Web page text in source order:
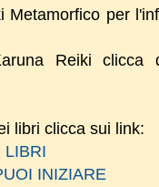
Metamorfico per
Reiki
libri clicca sui link:
LIBRI
INIZIARE